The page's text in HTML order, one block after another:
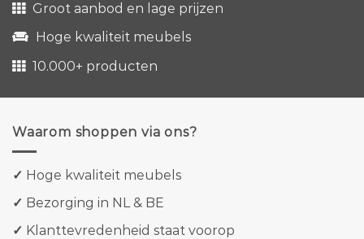
Groot aanbod en lage prijzen
Hoge kwaliteit meubels
10.000+ producten
Waarom shoppen via ons?
✓ Hoge kwaliteit meubels
✓ Bezorging in NL & BE
✓ Klanttevredenheid staat voorop